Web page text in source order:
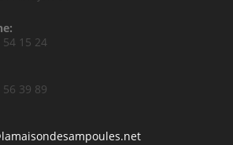
54 15 24
56 39 89
S’ouvre